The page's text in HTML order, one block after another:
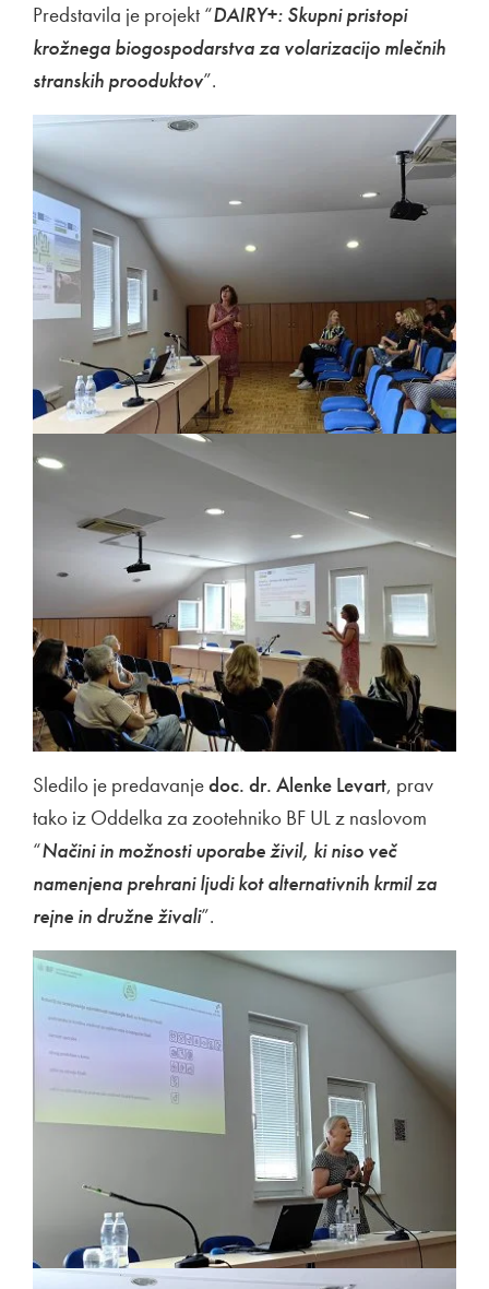
Predstavila je projekt “DAIRY+: Skupni pristopi
krožnega biogospodarstva za volarizacijo mlečnih
stranskih prooduktov”.
Sledilo je predavanjedoc. dr. Alenke Levart, prav
tako iz Oddelka za zootehniko BF UL z naslovom
“Načini in možnosti uporabe živil, ki niso več
namenjena prehrani ljudi kot alternativnih krmil za
rejne in družne živali”.